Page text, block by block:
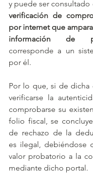
y puede ser consultado
verificación de
por internet que
información de
corresponde a un
por él.
Por lo que, si de dicha
verificarse la
comprobarse su
folio fiscal, se
de rechazo de la
es ilegal, debiéndose
valor probatorio a la
mediante dicho portal.